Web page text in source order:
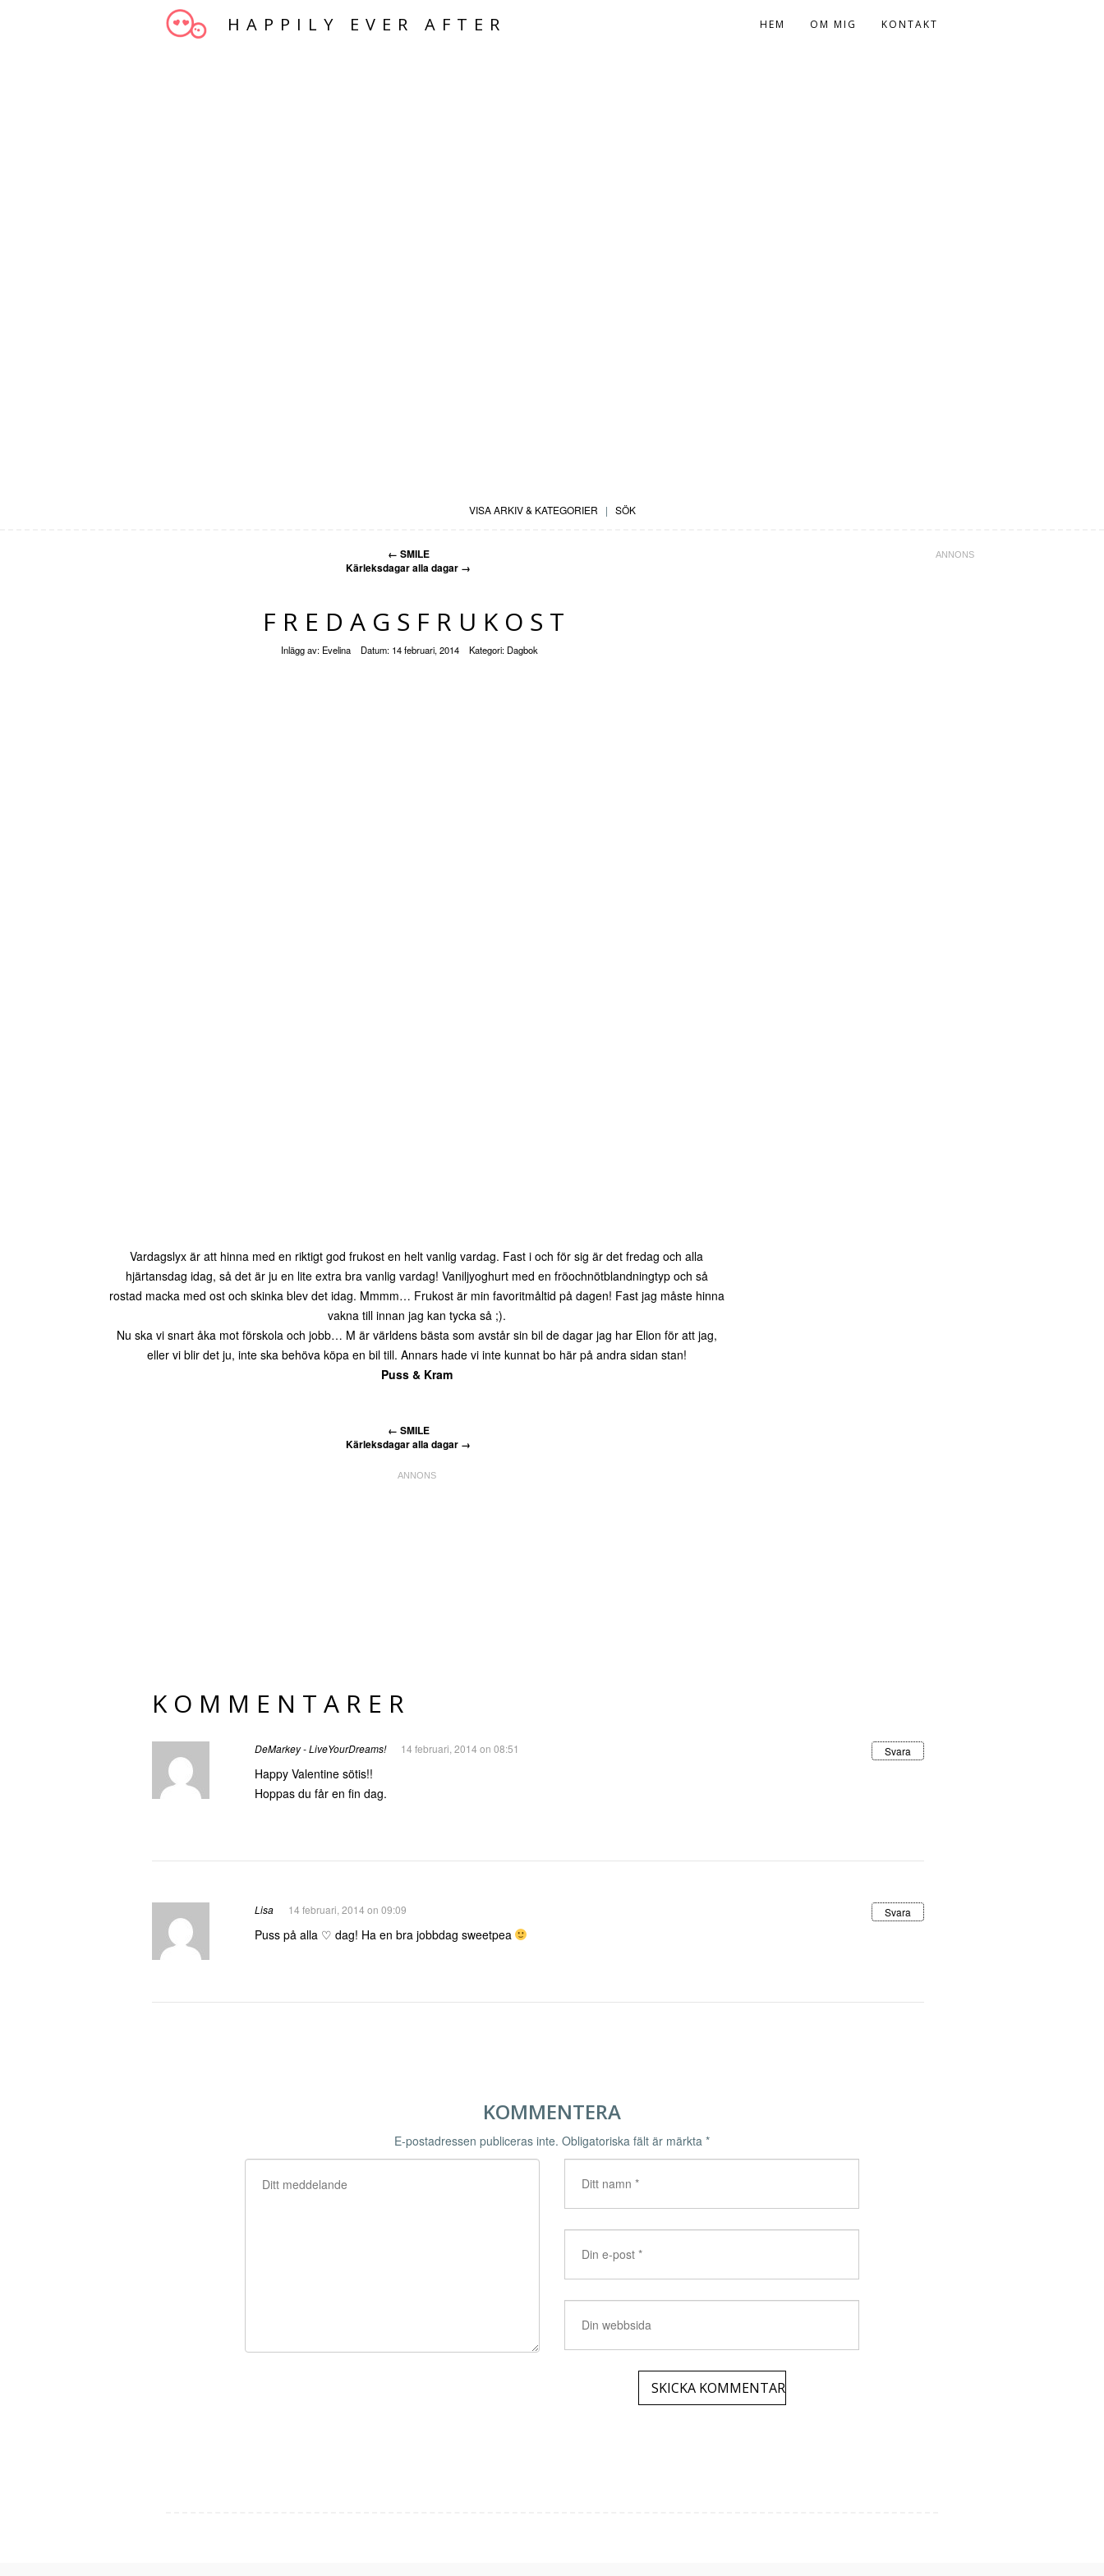
HAPPILY EVER AFTER HEM OM MIG KONTAKT
VISA ARKIV & KATEGORIER | SÖK
← SMILE
Kärleksdagar alla dagar →
FREDAGSFRUKOST
Inlägg av: Evelina Datum: 14 februari, 2014 Kategori: Dagbok
Vardagslyx är att hinna med en riktigt god frukost en helt vanlig vardag. Fast i och för sig är det fredag och alla
hjärtansdag idag, så det är ju en lite extra bra vanlig vardag! Vaniljyoghurt med en fröochnötblandningtyp och så
rostad macka med ost och skinka blev det idag. Mmmm… Frukost är min favoritmåltid på dagen! Fast jag måste hinna
vakna till innan jag kan tycka så ;).
Nu ska vi snart åka mot förskola och jobb… M är världens bästa som avstår sin bil de dagar jag har Elion för att jag,
eller vi blir det ju, inte ska behöva köpa en bil till. Annars hade vi inte kunnat bo här på andra sidan stan!
Puss & Kram
← SMILE
Kärleksdagar alla dagar →
KOMMENTARER
DeMarkey - LiveYourDreams! 14 februari, 2014 on 08:51 Svara
Happy Valentine sötis!!
Hoppas du får en fin dag.
Lisa 14 februari, 2014 on 09:09 Svara
Puss på alla ♡ dag! Ha en bra jobbdag sweetpea
KOMMENTERA
E-postadressen publiceras inte. Obligatoriska fält är märkta *